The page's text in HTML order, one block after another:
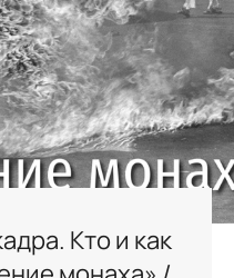
Кто и как